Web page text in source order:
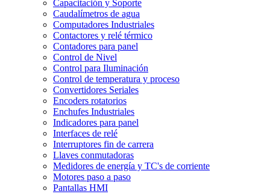
Capacitación y Soporte
Caudalímetros de agua
Computadores Industriales
Contactores y relé térmico
Contadores para panel
Control de Nivel
Control para Iluminación
Control de temperatura y proceso
Convertidores Seriales
Encoders rotatorios
Enchufes Industriales
Indicadores para panel
Interfaces de relé
Interruptores fin de carrera
Llaves conmutadoras
Medidores de energía y TC's de corriente
Motores paso a paso
Pantallas HMI